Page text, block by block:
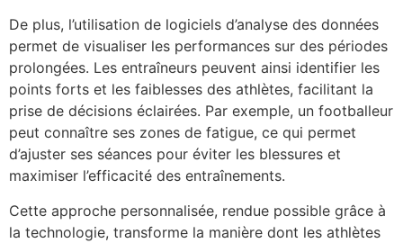
De plus, l’utilisation de logiciels d’analyse des données
permet de visualiser les performances sur des périodes
prolongées. Les entraîneurs peuvent ainsi identifier les
points forts et les faiblesses des athlètes, facilitant la
prise de décisions éclairées. Par exemple, un footballeur
peut connaître ses zones de fatigue, ce qui permet
d’ajuster ses séances pour éviter les blessures et
maximiser l’efficacité des entraînements.
Cette approche personnalisée, rendue possible grâce à
la technologie, transforme la manière dont les athlètes